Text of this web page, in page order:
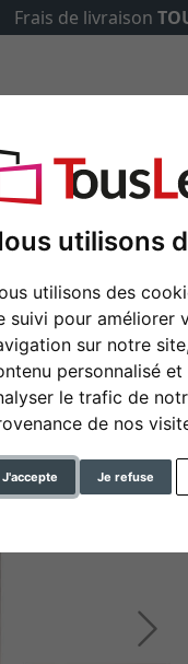
utilisons
utilisons des
suivi pour améliorer
sur notre
personnalisé
le trafic de
de nos
J'accepte Je refuse
de livraison